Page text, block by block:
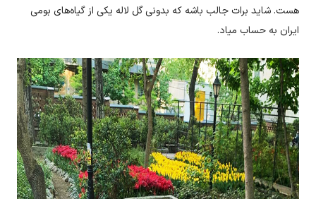
هست. شاید برات جالب باشه که بدونی گل لاله یکی از گیاه‌های بومی
ایران به حساب میاد.